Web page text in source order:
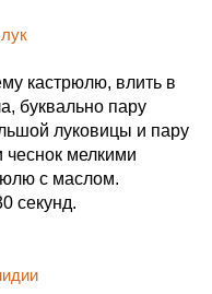
кастрюлю, влить в
буквально пару
луковицы и пару
чеснок мелкими
с маслом.
секунд.